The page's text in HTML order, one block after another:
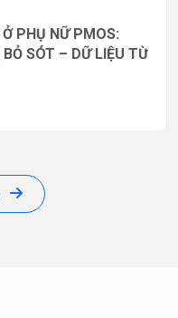
PHỤ NỮ PMOS:
SÓT – DỮ LIỆU TỪ